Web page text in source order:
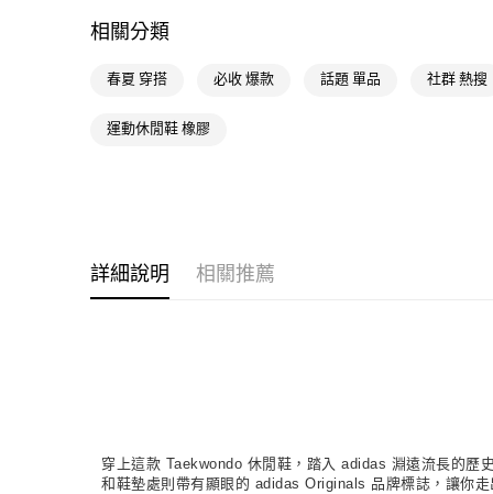
相關分類
春夏 穿搭 必收 爆款 話題 單品 社群 熱搜
運動休閒鞋 橡膠
詳細說明 相關推薦
穿上這款 Taekwondo 休閒鞋，踏入 adidas 淵遠流長的歷
和鞋墊處則帶有顯眼的 adidas Originals 品牌標誌，讓你